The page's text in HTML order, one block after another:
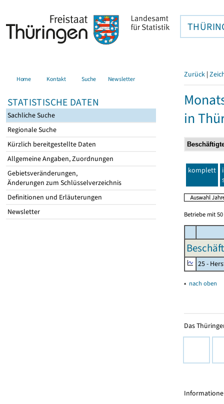
Home Kontakt Suche Newsletter
STATISTISCHE DATEN
Sachliche Suche
Regionale Suche
Kürzlich bereitgestellte Daten
Allgemeine Angaben, Zuordnungen
Gebietsveränderungen,
Änderungen zum Schlüsselverzeichnis
Definitionen und Erläuterungen
Newsletter
Zurück |
in
komplett
Betriebe mit
25 -
▴ nach oben
Das